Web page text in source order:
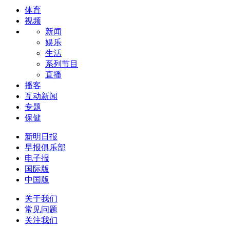
体育
视频
新闻
娱乐
生活
系列节目
直播
播客
互动新闻
专题
保健
新明日报
早报俱乐部
电子报
国际版
中国版
关于我们
常见问题
关注我们